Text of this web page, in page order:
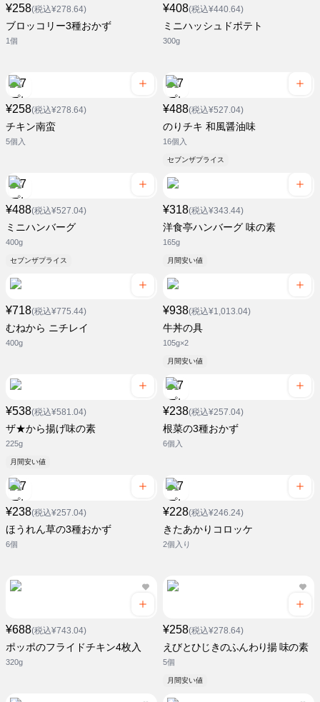
¥258(税込¥278.64)
ブロッコリー3種おかず
1個
¥408(税込¥440.64)
ミニハッシュドポテト
300g
¥258(税込¥278.64)
チキン南蛮
5個入
¥488(税込¥527.04)
のりチキ 和風醤油味
16個入
セブンザプライス
¥488(税込¥527.04)
ミニハンバーグ
400g
セブンザプライス
¥318(税込¥343.44)
洋食亭ハンバーグ 味の素
165g
月間安い値
¥718(税込¥775.44)
むねから ニチレイ
400g
¥938(税込¥1,013.04)
牛丼の具
105g×2
月間安い値
¥538(税込¥581.04)
ザ★から揚げ味の素
225g
月間安い値
¥238(税込¥257.04)
根菜の3種おかず
6個入
¥238(税込¥257.04)
ほうれん草の3種おかず
6個
¥228(税込¥246.24)
きたあかりコロッケ
2個入り
¥688(税込¥743.04)
ポッポのフライドチキン4枚入
320g
¥258(税込¥278.64)
えびとひじきのふんわり揚 味の素
5個
月間安い値